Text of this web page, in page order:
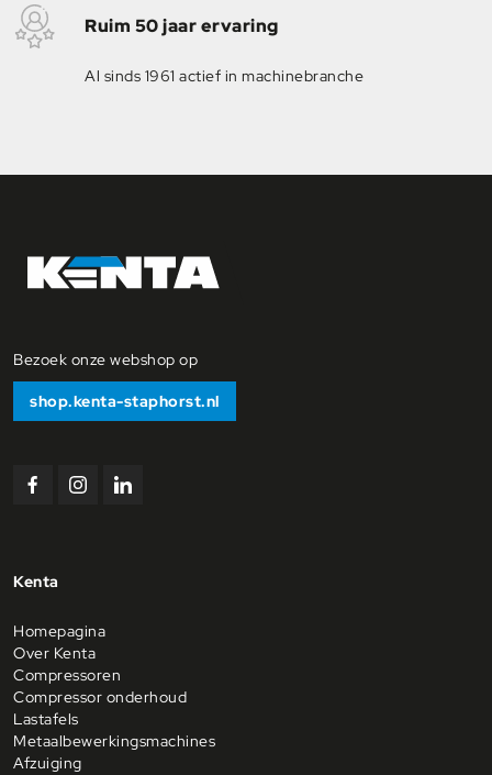
Ruim 50 jaar ervaring
Al sinds 1961 actief in machinebranche
Bezoek onze webshop op
shop.kenta-staphorst.nl
BekijkBekijkBekijk
Kenta
Homepagina
Over Kenta
Compressoren
Compressor onderhoud
Lastafels
Metaalbewerkingsmachines
Afzuiging